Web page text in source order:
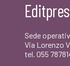
Sede
Via Lorenzo
tel. 055